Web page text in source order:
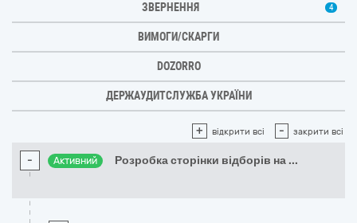
ЗВЕРНЕННЯ 4
ВИМОГИ/СКАРГИ
DOZORRO
ДЕРЖАУДИТСЛУЖБА УКРАЇНИ
+ відкрити всі - закрити всі
- Активний Розробка сторінки відборів на ...